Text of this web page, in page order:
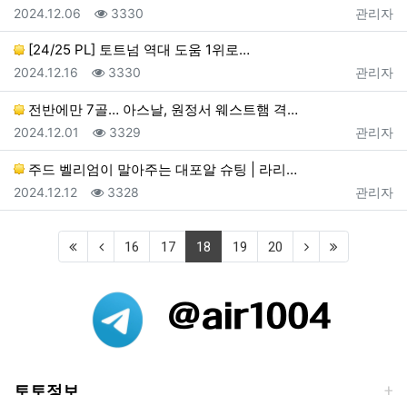
등록자
관리자
등록일
2024.12.06 조회
3330
[24/25 PL] 토트넘 역대 도움 1위로…
등록자
관리자
등록일
2024.12.16 조회
3330
전반에만 7골… 아스날, 원정서 웨스트햄 격…
등록자
관리자
등록일
2024.12.01 조회
3329
주드 벨리엄이 말아주는 대포알 슈팅 | 라리…
등록자
관리자
등록일
2024.12.12 조회
3328
16 17 18 (current)
19 20
토토정보